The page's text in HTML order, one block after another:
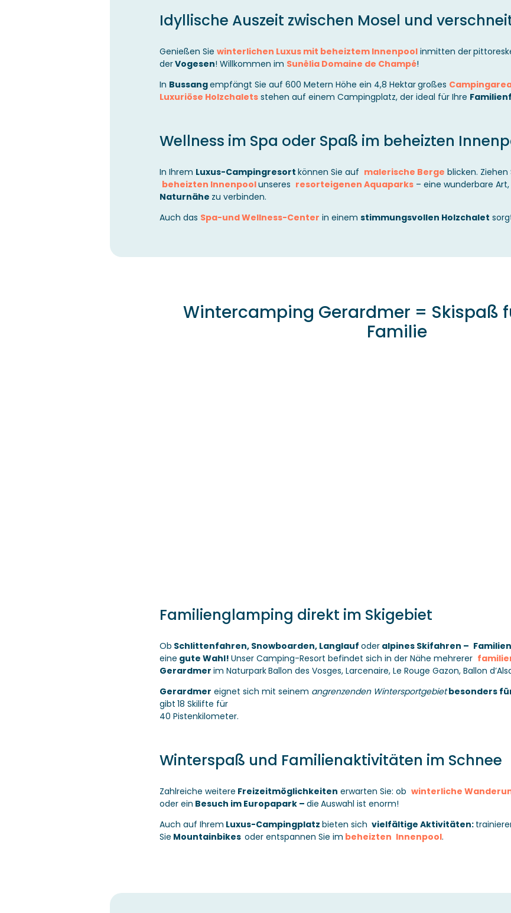
Idyllische Auszeit zwischen Mosel und
Genießen Sie winterlichen Luxus mit beheiztem Innenpool inmitten der
derVogesen! Willkommen im Sunêlia Domaine de Champé!
In Bussangempfängt Sie auf 600 Metern Höhe ein 4,8 Hektargroßes
Luxuriöse Holzchalets stehen auf einem Campingplatz, der ideal für Ihre
Wellness im Spa oder Spaß im beheizten
In Ihrem Luxus-Campingresort können Sie auf malerische Berge blicken.
beheizten Innenpoolunseres resorteigenen Aquaparks – eine wunderbare Art,
Naturnähe zu verbinden.
Auch das Spa-und Wellness-Center in einem stimmungsvollen Holzchalet
Wintercamping Gerardmer = Skispaß
Familie
Familienglamping direkt im Skigebiet
Ob Schlittenfahren, Snowboarden, Langlauf oder alpines Skifahren –
eine gute Wahl! Unser Camping-Resort befindet sich in der Nähe mehrerer
Gerardmer im NaturparkBallon des Vosges, Larcenaire, Le Rouge Gazon, Ballon
Gerardmer eignet sich mit seinem angrenzenden Wintersportgebietbesonders
gibt 18 Skilifte für
40 Pistenkilometer.
Winterspaß und Familienaktivitäten im Schnee
Zahlreiche weitere Freizeitmöglichkeiten erwarten Sie: ob winterliche
oder ein Besuch im Europapark – die Auswahl ist enorm!
Auch auf Ihrem Luxus-Campingplatz bieten sich vielfältige Aktivitäten:
Sie Mountainbikes oder entspannen Sie im beheizten Innenpool.